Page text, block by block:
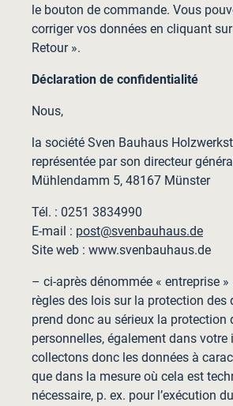
le bouton de commande. Vous
corriger vos données en cliquant
Retour ».
Déclaration de confidentialité
Nous,
la société Sven Bauhaus
représentée par son directeur
Mühlendamm 5, 48167 Münster
Tél. : 0251 3834990
E-mail : post@svenbauhaus.de
Site web : www.svenbauhaus.de
– ci-après dénommée « entreprise
règles des lois sur la protection des
prend donc au sérieux la protection
personnelles, également dans votre
collectons donc les données à
que dans la mesure où cela est
nécessaire, p. ex. pour l’exécution